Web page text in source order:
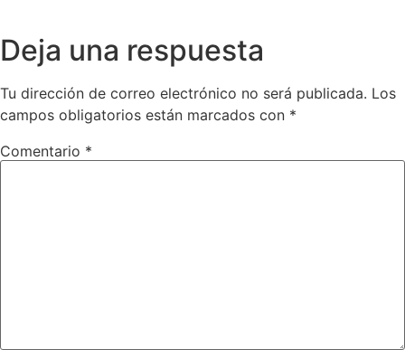
Deja una respuesta
Tu dirección de correo electrónico no será publicada. Los
campos obligatorios están marcados con *
Comentario *